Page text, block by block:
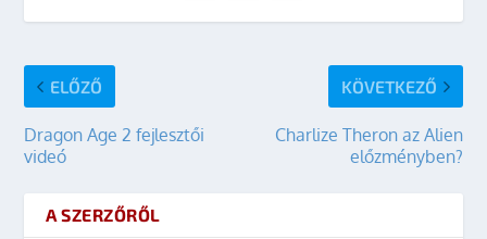
ELŐZŐ
Dragon Age 2 fejlesztői
videó
KÖVETKEZŐ
Charlize Theron az Alien
előzményben?
A SZERZŐRŐL